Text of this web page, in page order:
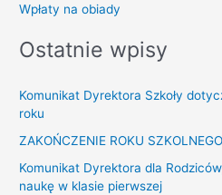
Wpłaty na obiady
Ostatnie wpisy
Komunikat Dyrektora Szkoły
roku
ZAKOŃCZENIE ROKU
Komunikat Dyrektora dla
naukę w klasie pierwszej